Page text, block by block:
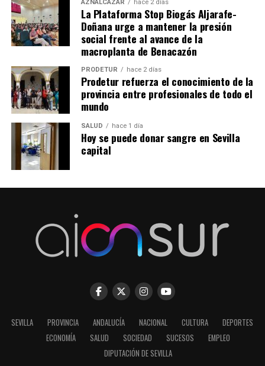
AZNALCÁZAR hace 2 días
La Plataforma Stop Biogás Aljarafe-
Doñana urge a mantener la presión
social frente al avance de la
macroplanta de Benacazón
PRODETUR hace 2 días
Prodetur refuerza el conocimiento de la
provincia entre profesionales de todo el
mundo
SALUD hace 1 día
Hoy se puede donar sangre en Sevilla
capital
SEVILLA PROVINCIA ANDALUCÍA NACIONAL CULTURA
DEPORTES
ECONOMÍA
SALUD SOCIEDAD SUCESOS
EMPLEO
DIPUTACIÓN DE SEVILLA